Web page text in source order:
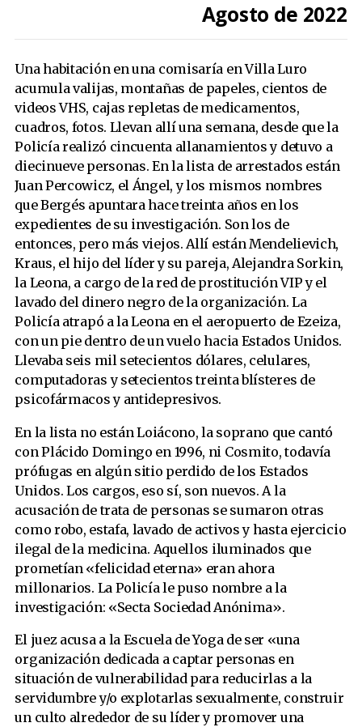
Agosto de 2022
Una habitación en una comisaría en Villa Luro
acumula valijas, montañas de papeles, cientos de
videos VHS, cajas repletas de medicamentos,
cuadros, fotos. Llevan allí una semana, desde que la
Policía realizó cincuenta allanamientos y detuvo a
diecinueve personas. En la lista de arrestados están
Juan Percowicz, el Ángel, y los mismos nombres
que Bergés apuntara hace treinta años en los
expedientes de su investigación. Son los de
entonces, pero más viejos. Allí están Mendelievich,
Kraus, el hijo del líder y su pareja, Alejandra Sorkin,
la Leona, a cargo de la red de prostitución VIP y el
lavado del dinero negro de la organización. La
Policía atrapó a la Leona en el aeropuerto de Ezeiza,
con un pie dentro de un vuelo hacia Estados Unidos.
Llevaba seis mil setecientos dólares, celulares,
computadoras y setecientos treinta blísteres de
psicofármacos y antidepresivos.
En la lista no están Loiácono, la soprano que cantó
con Plácido Domingo en 1996, ni Cosmito, todavía
prófugas en algún sitio perdido de los Estados
Unidos. Los cargos, eso sí, son nuevos. A la
acusación de trata de personas se sumaron otras
como robo, estafa, lavado de activos y hasta ejercicio
ilegal de la medicina. Aquellos iluminados que
prometían «felicidad eterna» eran ahora
millonarios. La Policía le puso nombre a la
investigación: «Secta Sociedad Anónima».
El juez acusa a la Escuela de Yoga de ser «una
organización dedicada a captar personas en
situación de vulnerabilidad para reducirlas a la
servidumbre y/o explotarlas sexualmente, construir
un culto alrededor de su líder y promover una